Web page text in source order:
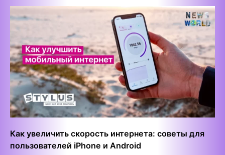
Как увеличить скорость интернета: советы для
пользователей iPhone и Android